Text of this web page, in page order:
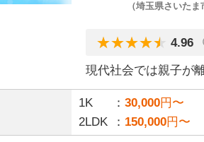
（埼玉県さいた
4.96
現代社会では親子が
1K 30,000円〜
2LDK
150,000円〜